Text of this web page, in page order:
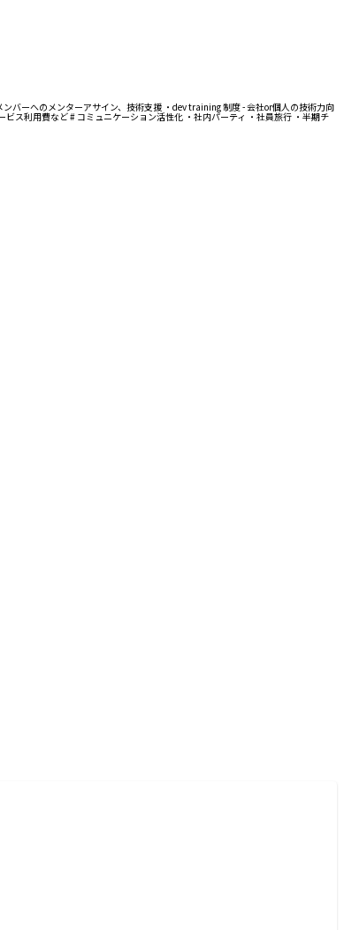
バーへのメンターアサイン、技術支援 ・dev training 制度 - 会社or個人の技術力向
ス利用費など # コミュニケーション活性化 ・社内パーティ ・社員旅行 ・半期チ